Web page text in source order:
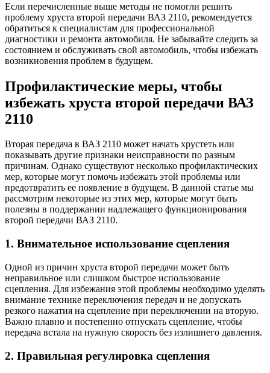
Если перечисленные выше методы не помогли решить
проблему хруста второй передачи ВАЗ 2110, рекомендуется
обратиться к специалистам для профессиональной
диагностики и ремонта автомобиля. Не забывайте следить за
состоянием и обслуживать свой автомобиль, чтобы избежать
возникновения проблем в будущем.
Профилактические меры, чтобы
избежать хруста второй передачи ВАЗ
2110
Вторая передача в ВАЗ 2110 может начать хрустеть или
показывать другие признаки неисправности по разным
причинам. Однако существуют несколько профилактических
мер, которые могут помочь избежать этой проблемы или
предотвратить ее появление в будущем. В данной статье мы
рассмотрим некоторые из этих мер, которые могут быть
полезны в поддержании надлежащего функционирования
второй передачи ВАЗ 2110.
1. Внимательное использование сцепления
Одной из причин хруста второй передачи может быть
неправильное или слишком быстрое использование
сцепления. Для избежания этой проблемы необходимо уделять
внимание технике переключения передач и не допускать
резкого нажатия на сцепление при переключении на вторую.
Важно плавно и постепенно отпускать сцепление, чтобы
передача встала на нужную скорость без излишнего давления.
2. Правильная регулировка сцепления